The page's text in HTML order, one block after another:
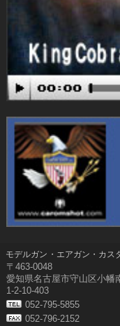
モデルガン・エアガン・カス
〒463-0048
愛知県名古屋市守山区小幡
1-2-10-403
052-795-5855
052-796-2152